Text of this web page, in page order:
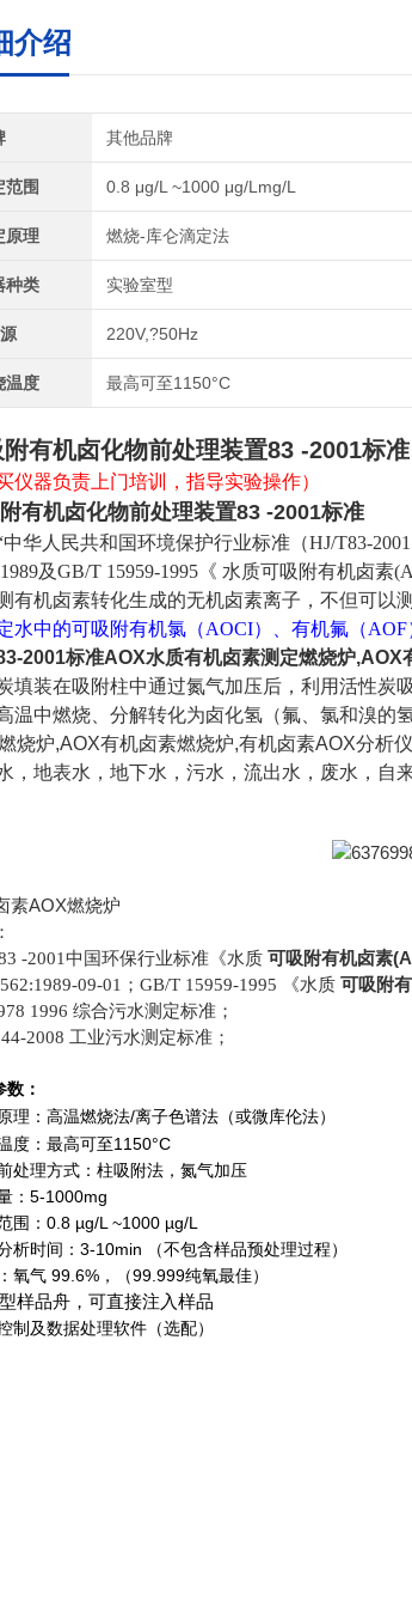
介绍
其他品牌
范围 0.8 μg/L ~1000 μg/Lmg/L
原理 燃烧-库仑滴定法
种类 实验室型
220V,?50Hz
温度 最高可至1150°C
有机卤化物前处理装置83 -2001标准
仪器负责上门培训，指导实验操作）
有机卤化物前处理装置83 -2001标准
中华人民共和国环境保护行业标准（HJ/T83-
及GB/T 15959-1995《 水质可吸附有机卤素
有机卤素转化生成的无机卤素离子，不但可以
水中的可吸附有机氯（AOCI）、有机氟（AOF
2001标准AOX水质有机卤素测定燃烧炉,AOX
填装在吸附柱中通过氮气加压后，利用活性炭
温中燃烧、分解转化为卤化氢（氟、氯和溴的
烧炉,AOX有机卤素燃烧炉,有机卤素AOX分析仪
，地表水，地下水，污水，流出水，废水，自
素AOX燃烧炉
-2001中国环保行业标准《水质 可吸附有机卤素
09-01；GB/T 15959-1995 《水质 可吸附
1996 综合污水测定标准；
2008 工业污水测定标准；
数：
理：高温燃烧法/离子色谱法（或微库伦法）
度：最高可至1150°C
处理方式：柱吸附法，氮气加压
： 5-1000mg
围： 0.8 µg/L ~1000 µg/L
析时间： 3-10min （不包含样品预处理过程）
氧气 99.6%，（99.999纯氧最佳）
样品舟，可直接注入样品
制及数据处理软件（选配）